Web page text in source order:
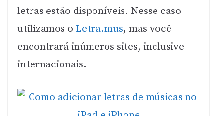
letras estão disponíveis. Nesse caso
utilizamos o Letra.mus, mas você
encontrará inúmeros sites, inclusive
internacionais.